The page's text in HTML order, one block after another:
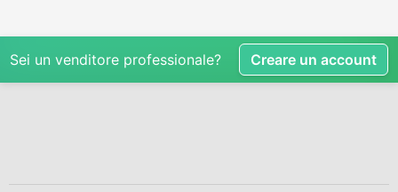
Sei un venditore professionale? Creare un account